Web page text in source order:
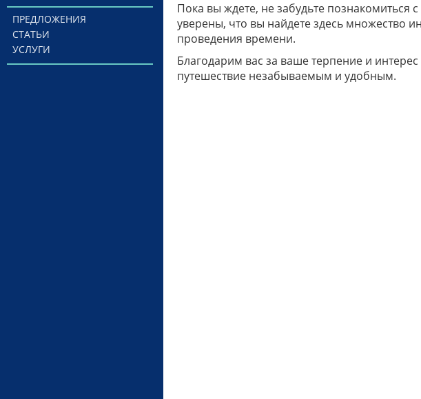
ПРЕДЛОЖЕНИЯ
СТАТЬИ
УСЛУГИ
Пока вы ждете, не забудьте
уверены, что вы найдете здесь множество
проведения времени.
Благодарим вас за ваше терпение и
путешествие незабываемым и удобным.